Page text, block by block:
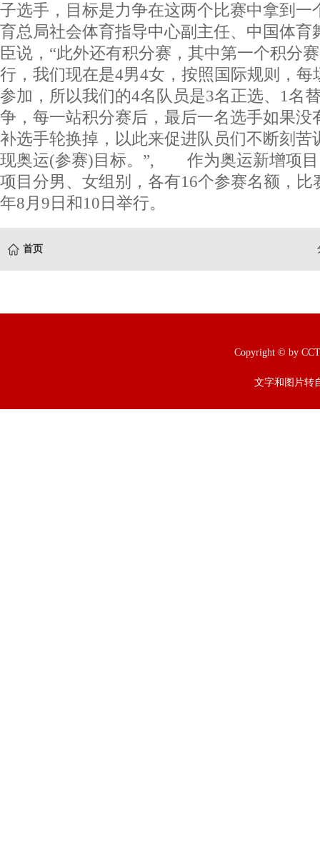
子选手，目标是力争在这两个比赛中拿到一
育总局社会体育指导中心副主任、中国体育
臣说，“此外还有积分赛，其中第一个积分
行，我们现在是4男4女，按照国际规则，每
参加，所以我们的4名队员是3名正选、1名
争，每一站积分赛后，最后一名选手如果没
补选手轮换掉，以此来促进队员们不断刻苦
现奥运(参赛)目标。”, 作为奥运新增项目
项目分男、女组别，各有16个参赛名额，比
年8月9日和10日举行。
首页
Copyright © by
文字和图片转